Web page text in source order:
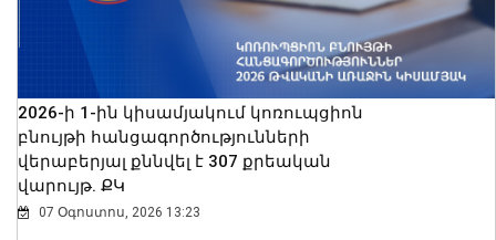
2026-ի 1-ին կիսամյակում կոռուպցիոն
բնույթի հանցագործությունների
վերաբերյալ քննվել է 307 քրեական
վարույթ. ՔԿ
07 Օգոստոս, 2026 13:23